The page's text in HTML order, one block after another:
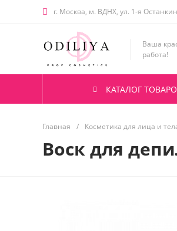
г. Москва, м. ВДНХ, ул. 1-я
Ваша
работа!
КАТАЛОГ
Главная / Косметика для лица и
Воск для